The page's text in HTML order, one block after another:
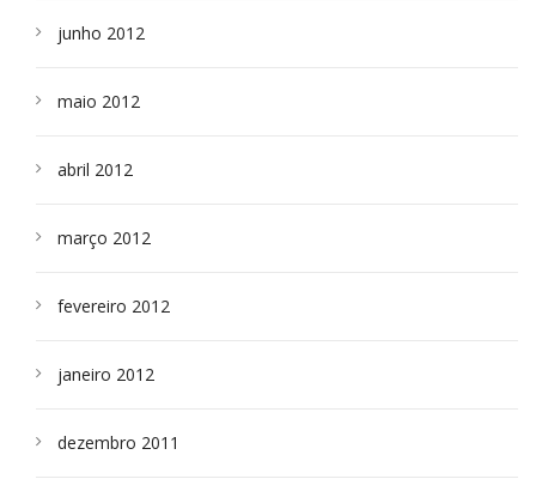
junho 2012
maio 2012
abril 2012
março 2012
fevereiro 2012
janeiro 2012
dezembro 2011